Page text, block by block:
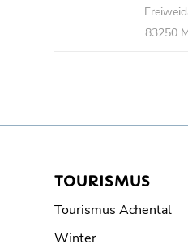
83250
TOURISMUS
Tourismus Achental
Winter